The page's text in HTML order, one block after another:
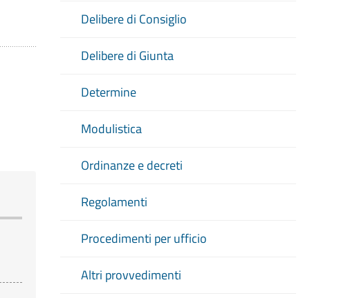
Delibere di Consiglio
Delibere di Giunta
Determine
Modulistica
Ordinanze e decreti
Regolamenti
Procedimenti per ufficio
Altri provvedimenti